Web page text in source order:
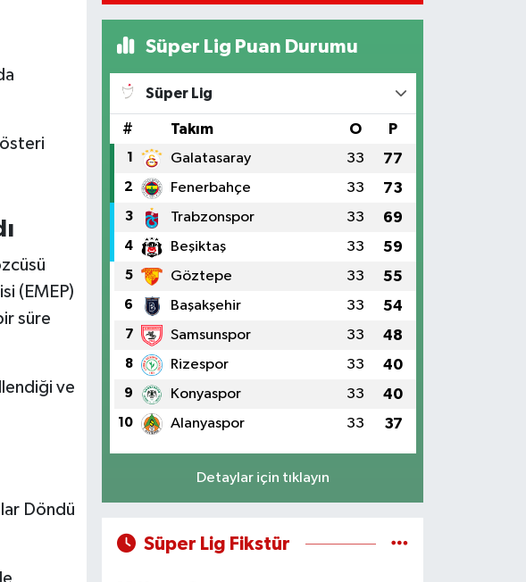
(EMEP)
süre
ve
Döndü
Süper Lig Puan Durumu
Süper Lig
# Takım O P
1 Galatasaray 33 77
2 Fenerbahçe 33 73
3 Trabzonspor 33 69
4 Beşiktaş 33 59
5 Göztepe 33 55
6 Başakşehir 33 54
7 Samsunspor 33 48
8 Rizespor 33 40
9 Konyaspor 33 40
10 Alanyaspor 33 37
Detaylar için tıklayın
Süper Lig Fikstür